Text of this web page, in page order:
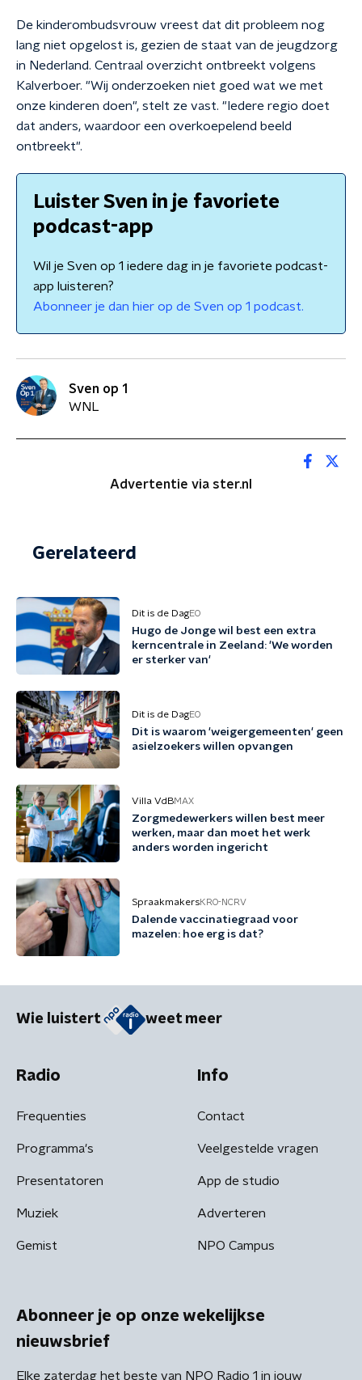
De kinderombudsvrouw vreest dat dit probleem nog
lang niet opgelost is, gezien de staat van de jeugdzorg
in Nederland. Centraal overzicht ontbreekt volgens
Kalverboer. "Wij onderzoeken niet goed wat we met
onze kinderen doen", stelt ze vast. "Iedere regio doet
dat anders, waardoor een overkoepelend beeld
ontbreekt".
Luister Sven in je favoriete
podcast-app
Wil je Sven op 1 iedere dag in je favoriete podcast-
app luisteren?
Abonneer je dan hier op de Sven op 1 podcast.
Sven op 1
WNL
Advertentie via ster.nl
Gerelateerd
Dit is de DagEO
Hugo de Jonge wil best een extra
kerncentrale in Zeeland: 'We worden
er sterker van'
Dit is de DagEO
Dit is waarom 'weigergemeenten' geen
asielzoekers willen opvangen
Villa VdBMAX
Zorgmedewerkers willen best meer
werken, maar dan moet het werk
anders worden ingericht
SpraakmakersKRO-NCRV
Dalende vaccinatiegraad voor
mazelen: hoe erg is dat?
Wie luistert weet meer
Radio
Frequenties
Programma's
Presentatoren
Muziek
Gemist
Info
Contact
Veelgestelde vragen
App de studio
Adverteren
NPO Campus
Abonneer je op onze wekelijkse
nieuwsbrief
Elke zaterdag het beste van NPO Radio 1 in jouw